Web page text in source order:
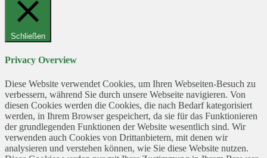
Schließen
Privacy Overview
Diese Website verwendet Cookies, um Ihren Webseiten-Besuch zu
verbessern, während Sie durch unsere Webseite navigieren. Von
diesen Cookies werden die Cookies, die nach Bedarf kategorisiert
werden, in Ihrem Browser gespeichert, da sie für das Funktionieren
der grundlegenden Funktionen der Website wesentlich sind. Wir
verwenden auch Cookies von Drittanbietern, mit denen wir
analysieren und verstehen können, wie Sie diese Website nutzen.